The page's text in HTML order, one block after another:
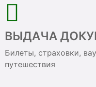
ВЫДАЧА
Билеты, страховки,
путешествия